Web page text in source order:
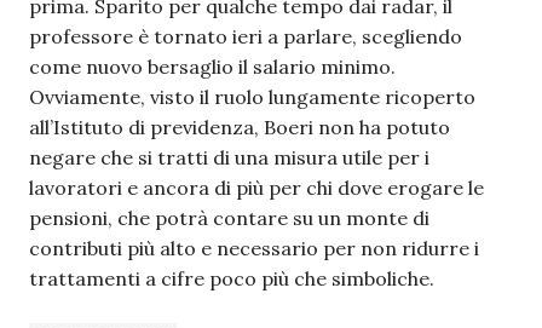
prima. Sparito per qualche tempo dai radar, il
professore è tornato ieri a parlare, scegliendo
come nuovo bersaglio il salario minimo.
Ovviamente, visto il ruolo lungamente ricoperto
all’Istituto di previdenza, Boeri non ha potuto
negare che si tratti di una misura utile per i
lavoratori e ancora di più per chi dove erogare le
pensioni, che potrà contare su un monte di
contributi più alto e necessario per non ridurre i
trattamenti a cifre poco più che simboliche.